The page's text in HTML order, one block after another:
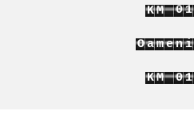
KM
01
Oameni
KM
01